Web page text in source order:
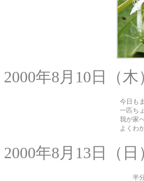
2000年8月10日（木
今日も
一匹ち
我が家
よくわ
2000年8月13日（日
半